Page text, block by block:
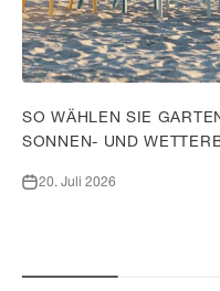
SO WÄHLEN SIE
SONNEN- UND
20. Juli 2026